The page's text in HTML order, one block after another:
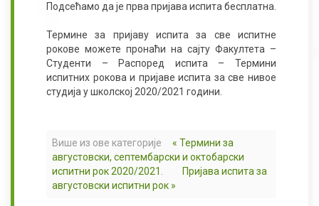
Подсећамо да је прва пријава испита бесплатна.
Термине за пријаву испита за све испитне
рокове можете пронаћи на сајту Факултета –
Студенти – Распоред испита – Термини
испитних рокова и пријаве испита за све нивое
студија у школској 2020/2021 години.
Више из ове категорије
« Термини за
августовски, септембарски и октобарски
испитни рок 2020/2021.
Пријава испита за
августовски испитни рок »